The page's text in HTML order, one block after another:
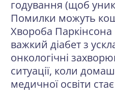
годування (щоб
Помилки можуть
Хвороба Паркінсона
важкий діабет з
онкологічні
ситуації, коли
медичної освіти